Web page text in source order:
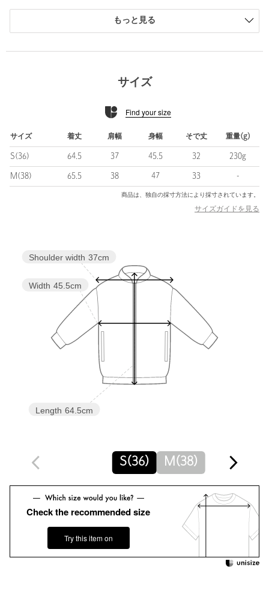
程よくゆとりのあるサイジングがこなれ感のある着こなしを演
■コーディネート
同素材のパンツと合わせたセットアップでの着用がおすすめで
す。
デニムを合わせてカジュアルMIXさせた着こなしも◎
・同素材のパンツのご用意もございます。対象品番：
============================
透け感：なし
機能性：接触冷感・通気性・防シワ（着用時シワになりにくい）
ケア方法：洗濯機洗い可
============================
【注意事項】
※画像の商品はサンプルです。
※商品に「取り扱い上の注意書き」、「洗濯表示」がございます
場合は、使用前に必ずご確認ください。
※商品画像は、光の当たり具合やパソコンなどの閲覧環境によ
り、実際の色味と異なって見える場合がございます。あらかじめ
店舗へお問い合わせの際は、全国のgreen label relaxing各店舗ま
で下記の品名/品番をお申し付けください。
品名：D ｴｱｼｶﾙ HSL JKT 品番：35221000029
注文キャンセル 対象商品
もっと見る
サイズ
Find your size
サイズ 着丈 肩幅 身幅 そで丈 重量(g)
S(36) 64.5 37 45.5 32 230g
M(38) 65.5 38 47 33 -
商品は、独自の採寸方法により採寸されています。
サイズガイドを見る
Length 64.5cm
Width 45.5cm
Shoulder width 37cm
S(36) M(38)
Check the recommended size
Try this item on